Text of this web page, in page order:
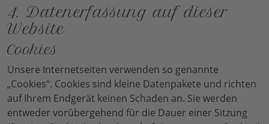
4. Datenerfassung auf dieser
Website
Cookies
Unsere Internetseiten verwenden so genannte
„Cookies“. Cookies sind kleine Datenpakete und richten
auf Ihrem Endgerät keinen Schaden an. Sie werden
entweder vorübergehend für die Dauer einer Sitzung